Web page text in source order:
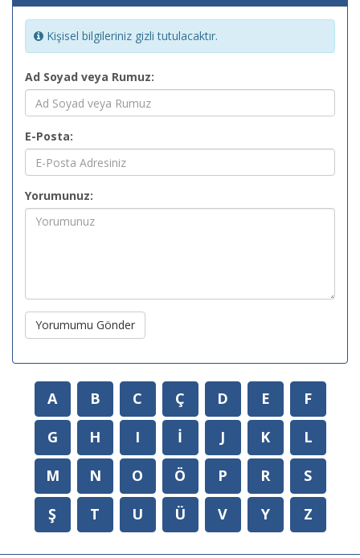
Kişisel bilgileriniz gizli tutulacaktır.
Ad Soyad veya Rumuz:
E-Posta:
Yorumunuz:
Yorumumu Gönder
A B C Ç D E
F
G
H I İ J K
L
M
N O Ö P R
S
Ş
T U Ü V Y Z